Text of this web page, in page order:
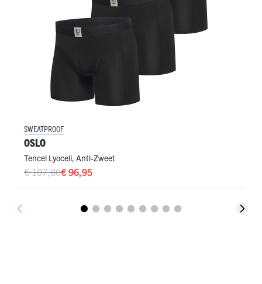
SWEATPROOF
OSLO
Tencel Lyocell, Anti-Zweet
€ 96,95
€ 107,80